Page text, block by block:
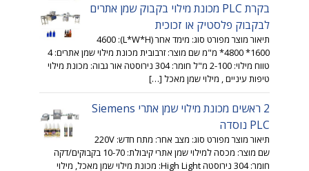
בקרת PLC מכונת מילוי בקבוק שמן אתרים
לבקבוק פלסטיק או זכוכית
תיאור מוצר מפורט סוג: מימד אחר (L*W*H): 4600
*4800 *1600 מ"מ שם מוצר: זרבובית מכונת מילוי שמן אתרים: 4
טווח מילוי: 2-100 מ"ל חומר: 304 נירוסטה אור גבוה: מכונת מילוי
טיפות עיניים , מילוי שמן מאכל […]
2 ראשים מכונת מילוי שמן אתרי Siemens
PLC נוסדה
תיאור מוצר מפורט סוג: מצב אחר: מתח חדש: 220V
שם מוצר: מכסה למילוי שמן אתרי קיבולת: 10-70 בקבוקים/דקה
חומר: 304 נירוסטה High Light: מכונת מילוי שמן מאכל, מילוי